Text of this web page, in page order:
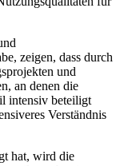
zeigen, dass durch
und
an denen die
intensiv beteiligt
Verständnis
hat, wird die